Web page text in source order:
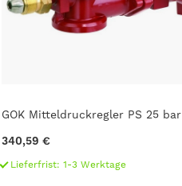
GOK Mitteldruckregler PS 25 bar
340,59 €
Lieferfrist: 1-3 Werktage